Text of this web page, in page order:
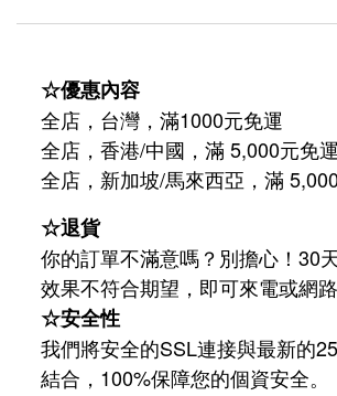
☆優惠內容
全店，台灣，滿1000元免運
全店，香港/中國，滿 5,000元免運
全店，新加坡/馬來西亞，滿
☆退貨
你的訂單不滿意嗎？別擔心！30
效果不符合期望，即可來電或網路
☆安全性
我們將安全的SSL連接與最新的
結合，100%保障您的個資安全。